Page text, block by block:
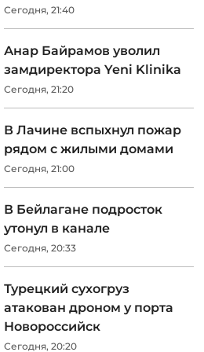
Сегодня, 21:40
Анар Байрамов уволил
замдиректора Yeni Klinika
Сегодня, 21:20
В Лачине вспыхнул пожар
рядом с жилыми домами
Сегодня, 21:00
В Бейлагане подросток
утонул в канале
Сегодня, 20:33
Турецкий сухогруз
атакован дроном у порта
Новороссийск
Сегодня, 20:20